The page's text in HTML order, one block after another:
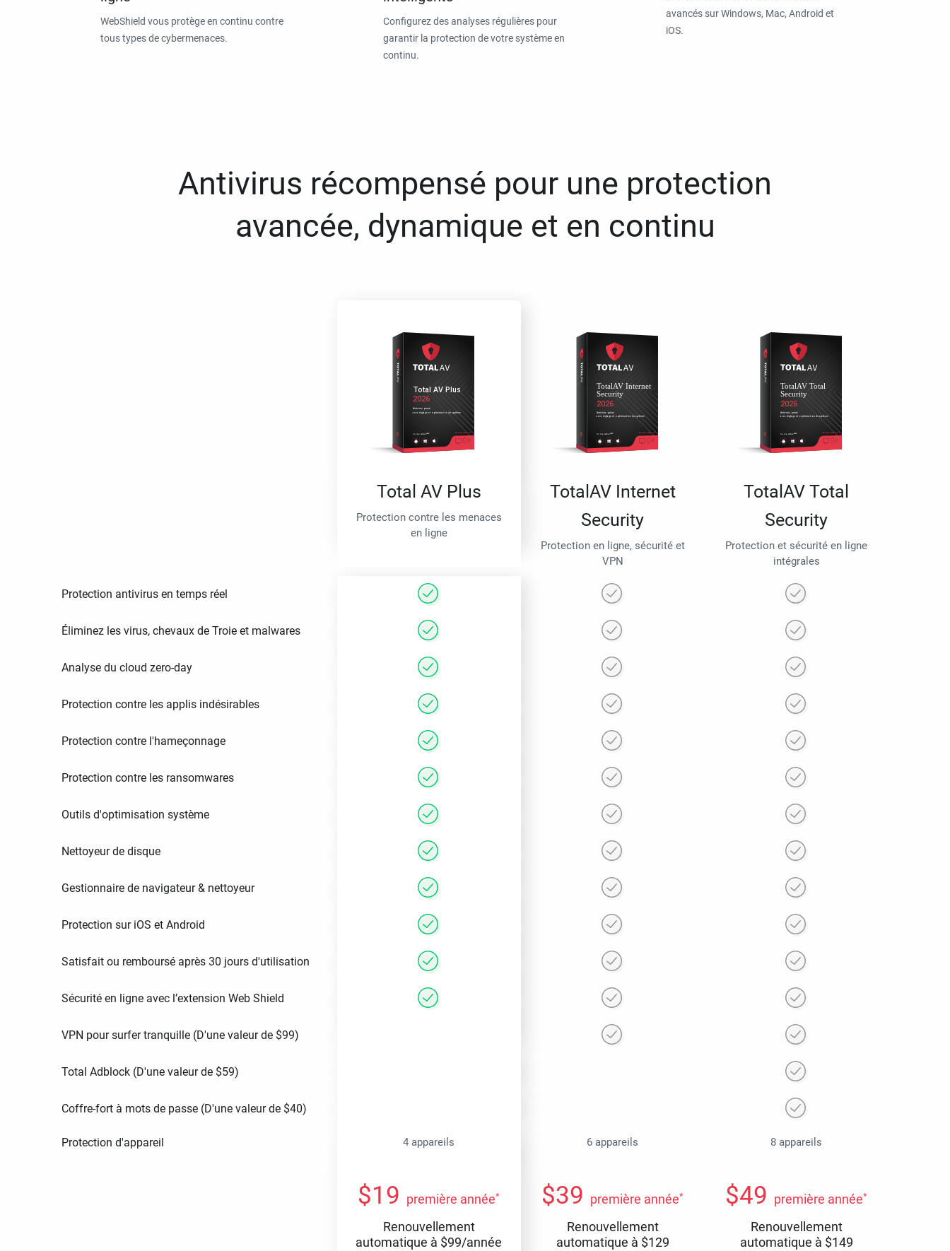
WebShield vous protège en continu contre
tous types de cybermenaces.
Configurez des analyses régulières pour
garantir la protection de votre système en
continu.
avancés sur Windows, Mac, Android et
iOS.
Antivirus récompensé pour une protection
avancée, dynamique et en continu
Total AV Plus
Protection contre les menaces
en ligne
TotalAV Internet
Security
Protection en ligne, sécurité et
VPN
TotalAV Total
Security
Protection et sécurité en ligne
intégrales
Protection antivirus en temps réel
Éliminez les virus, chevaux de Troie et malwares
Analyse du cloud zero-day
Protection contre les applis indésirables
Protection contre l'hameçonnage
Protection contre les ransomwares
Outils d'optimisation système
Nettoyeur de disque
Gestionnaire de navigateur & nettoyeur
Protection sur iOS et Android
Satisfait ou remboursé après 30 jours d'utilisation
Sécurité en ligne avec l’extension Web Shield
VPN pour surfer tranquille (D'une valeur de $99)
Total Adblock (D'une valeur de $59)
Coffre-fort à mots de passe (D'une valeur de $40)
Protection d'appareil 4 appareils 6 appareils 8 appareils
$19 première année*
Renouvellement
automatique à $99/année
$39 première année*
Renouvellement
automatique à $129
$49 première année*
Renouvellement
automatique à $149